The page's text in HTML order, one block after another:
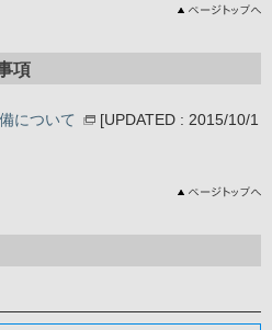
項
について
[UPDATED : 2015/10/1